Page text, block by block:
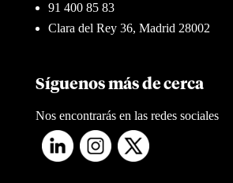
91 400 85 83
Clara del Rey 36, Madrid 28002
Síguenos más de cerca
Nos encontrarás en las redes sociales